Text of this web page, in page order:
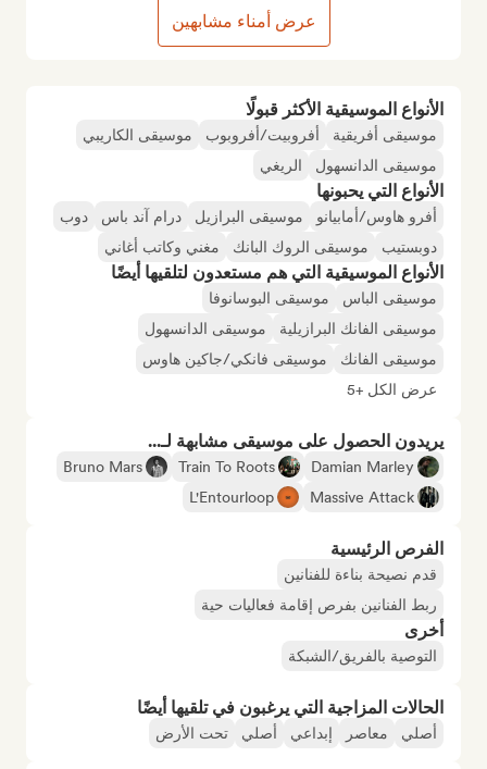
الأنواع الموسيقية الأكثر قبولًا
موسيقى أفريقية أفروبيت/أفروبوب
موسيقى الكاريبي
موسيقى الدانسهول
الريغي
الأنواع التي يحبونها
أفرو هاوس/أمابيانو موسيقى البرازيل درام آند باس
دوب
دوبستيب
موسيقى الروك البانك مغني وكاتب أغاني
الأنواع الموسيقية التي هم مستعدون لتلقيها أيضًا
موسيقى الباس
موسيقى البوسانوفا
موسيقى الفانك البرازيلية
موسيقى الدانسهول
موسيقى الفانك
موسيقى فانكي/جاكين هاوس
عرض الكل +5
يريدون الحصول على موسيقى مشابهة لـ...
Damian Marley
Train To Roots
Bruno Mars
Massive Attack
L'Entourloop
الفرص الرئيسية
قدم نصيحة بناءة للفنانين
ربط الفنانين بفرص إقامة فعاليات حية
أخرى
التوصية بالفريق/الشبكة
الحالات المزاجية التي يرغبون في تلقيها أيضًا
أصلي معاصر إبداعي أصلي تحت الأرض
عرض أمناء مشابهين